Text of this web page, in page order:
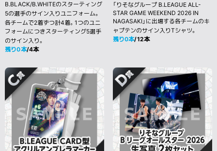
B.BLACK/B.WHITEのスターティング
5の選手のサイン入りユニフォーム。
各チームで2着ずつ計4着。1つのユニ
フォームにつきスターティング5選手
のサイン入り。
残り0本/4本
「りそなグループ B.LEAGUE ALL-
STAR GAME WEEKEND 2026 IN
NAGASAKI」に出場する各チームのキ
ャプテンのサイン入りTシャツ。
残り0本/12本